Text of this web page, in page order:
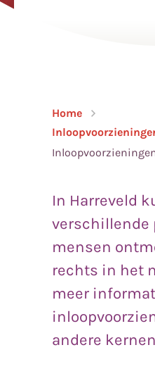
Home
In Harreveld
verschillende
mensen
rechts in het
meer
andere kernen